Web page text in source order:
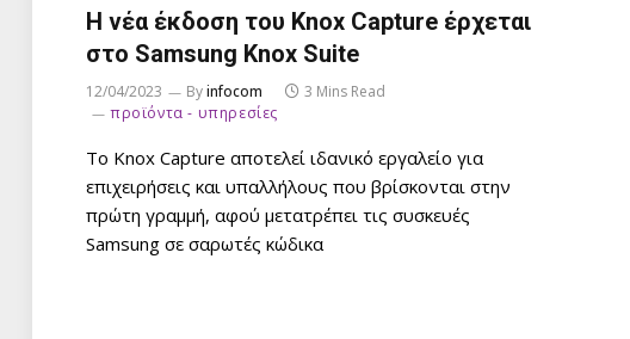
Η νέα έκδοση του Knox Capture έρχεται
στο Samsung Knox Suite
12/04/2023 Byinfocom
3 Mins Read
προϊόντα - υπηρεσίες
Το Knox Capture αποτελεί ιδανικό εργαλείο για
επιχειρήσεις και υπαλλήλους που βρίσκονται στην
πρώτη γραμμή, αφού μετατρέπει τις συσκευές
Samsung σε σαρωτές κώδικα